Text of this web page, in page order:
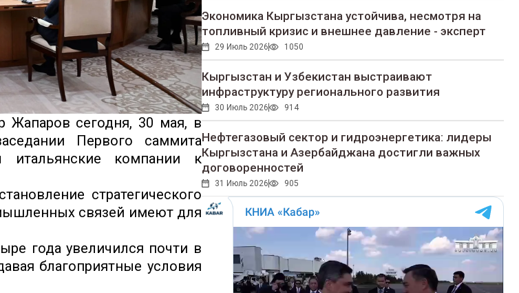
Жапаров сегодня, 30 мая, в
Первого саммита
итальянские компании к
стратегического
связей имеют для
года увеличился почти в
благоприятные условия
Экономика Кыргызстана устойчива, несмотря на
топливный кризис и внешнее давление - эксперт
29 Июль 2026 1050
Кыргызстан и Узбекистан выстраивают
инфраструктуру регионального развития
30 Июль 2026 914
Нефтегазовый сектор и гидроэнергетика: лидеры
Кыргызстана и Азербайджана достигли важных
договоренностей
31 Июль 2026 905